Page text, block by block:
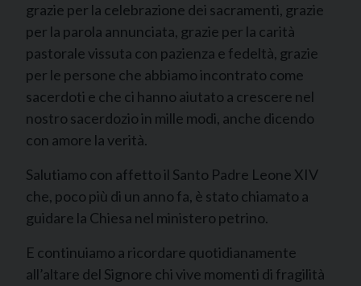
grazie per la celebrazione dei sacramenti, grazie
per la parola annunciata, grazie per la carità
pastorale vissuta con pazienza e fedeltà, grazie
per le persone che abbiamo incontrato come
sacerdoti e che ci hanno aiutato a crescere nel
nostro sacerdozio in mille modi, anche dicendo
con amore la verità.
Salutiamo con affetto il Santo Padre Leone XIV
che, poco più di un anno fa, è stato chiamato a
guidare la Chiesa nel ministero petrino.
E continuiamo a ricordare quotidianamente
all’altare del Signore chi vive momenti di fragilità